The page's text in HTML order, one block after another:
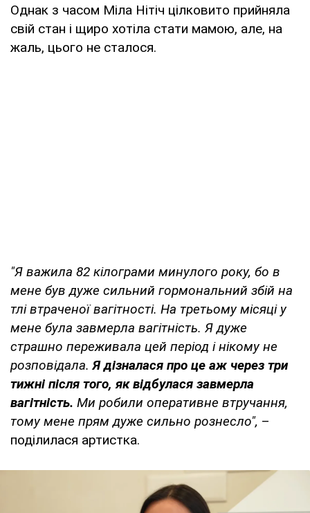
Однак з часом Міла Нітіч цілковито прийняла
свій стан і щиро хотіла стати мамою, але, на
жаль, цього не сталося.
"Я важила 82 кілограми минулого року, бо в
мене був дуже сильний гормональний збій на
тлі втраченої вагітності. На третьому місяці у
мене була завмерла вагітність. Я дуже
страшно переживала цей період і нікому не
розповідала.Я дізналася про це аж через три
тижні після того, як відбулася завмерла
вагітність. Ми робили оперативне втручання,
тому мене прям дуже сильно рознесло", –
поділилася артистка.